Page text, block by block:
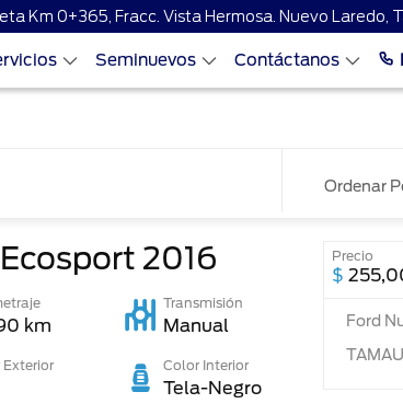
Km 0+365, Fracc. Vista Hermosa. Nuevo Laredo,
Seminuevos Contáctanos
2016
km
Transmisión
Manual
Exterior Color Interior
Tela-Negro
Precio
$
Ford